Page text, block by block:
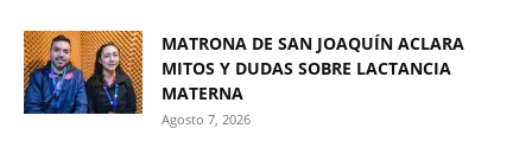
MATRONA DE SAN JOAQUÍN ACLARA
MITOS Y DUDAS SOBRE LACTANCIA
MATERNA
Agosto 7, 2026